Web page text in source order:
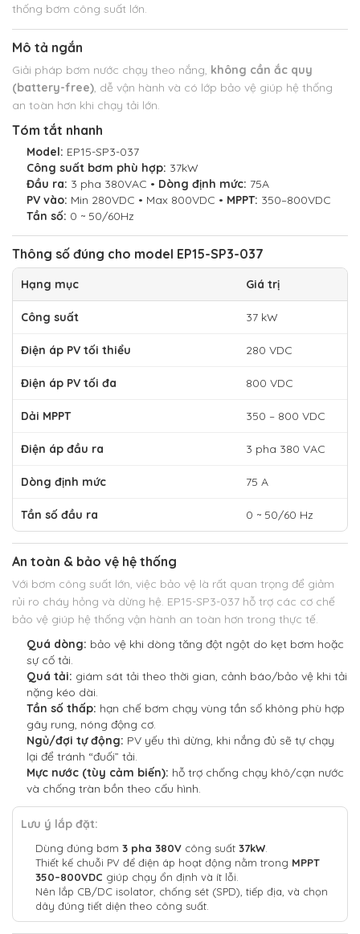
thống bơm công suất lớn.
Mô tả ngắn
Giải pháp bơm nước chạy theo nắng, không cần ắc quy
(battery-free), dễ vận hành và có lớp bảo vệ giúp hệ thống
an toàn hơn khi chạy tải lớn.
Tóm tắt nhanh
Model: EP15-SP3-037
Công suất bơm phù hợp: 37kW
Đầu ra: 3 pha 380VAC • Dòng định mức: 75A
PV vào: Min 280VDC • Max 800VDC • MPPT: 350–800VDC
Tần số: 0 ~ 50/60Hz
Thông số đúng cho model EP15-SP3-037
Hạng mục Giá trị
Công suất 37 kW
Điện áp PV tối thiểu 280 VDC
Điện áp PV tối đa 800 VDC
Dải MPPT 350 – 800 VDC
Điện áp đầu ra 3 pha 380 VAC
Dòng định mức 75 A
Tần số đầu ra 0 ~ 50/60 Hz
An toàn & bảo vệ hệ thống
Với bơm công suất lớn, việc bảo vệ là rất quan trọng để giảm
rủi ro cháy hỏng và dừng hệ. EP15-SP3-037 hỗ trợ các cơ chế
bảo vệ giúp hệ thống vận hành an toàn hơn trong thực tế.
Quá dòng: bảo vệ khi dòng tăng đột ngột do kẹt bơm hoặc
sự cố tải.
Quá tải: giám sát tải theo thời gian, cảnh báo/bảo vệ khi tải
nặng kéo dài.
Tần số thấp: hạn chế bơm chạy vùng tần số không phù hợp
gây rung, nóng động cơ.
Ngủ/đợi tự động: PV yếu thì dừng, khi nắng đủ sẽ tự chạy
lại để tránh “đuối” tải.
Mực nước (tùy cảm biến): hỗ trợ chống chạy khô/cạn nước
và chống tràn bồn theo cấu hình.
Lưu ý lắp đặt:
Dùng đúng bơm 3 pha 380V công suất 37kW
Thiết kế chuỗi PV để điện áp hoạt động nằm trong MPPT
350–800VDC giúp chạy ổn định và ít lỗi.
Nên lắp CB/DC isolator, chống sét (SPD), tiếp địa, và chọn
dây đúng tiết diện theo công suất.